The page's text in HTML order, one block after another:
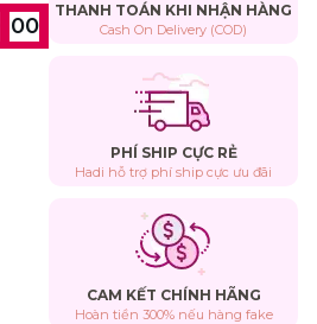
00
THANH TOÁN KHI NHẬN HÀNG
Cash On Delivery (COD)
PHÍ SHIP CỰC RẺ
Hadi hỗ trợ phí ship cực ưu đãi
CAM KẾT CHÍNH HÃNG
Hoàn tiền 300% nếu hàng fake